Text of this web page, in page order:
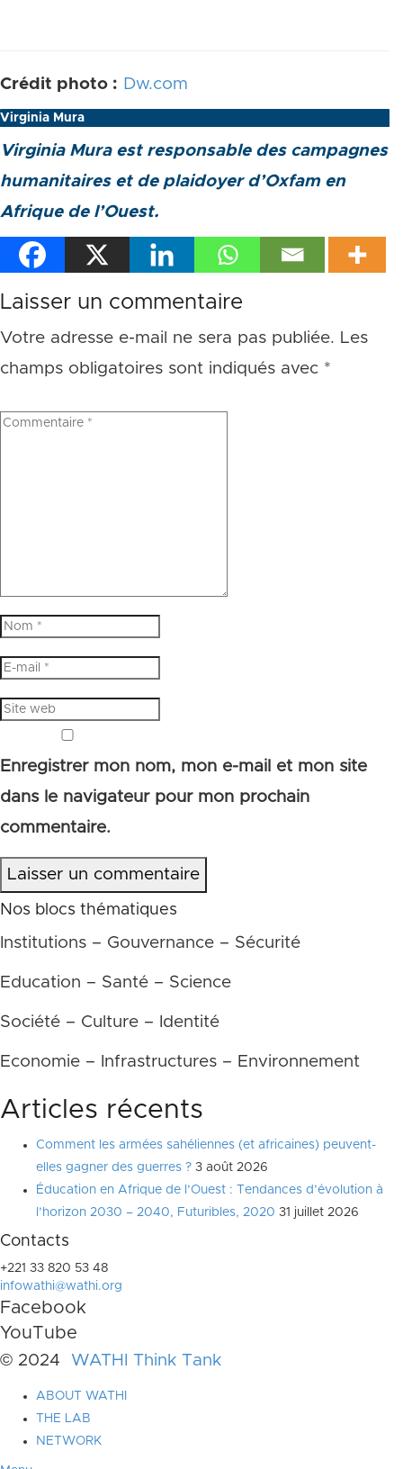
Crédit photo : Dw.com
Virginia Mura
Virginia Mura est responsable des campagnes
humanitaires et de plaidoyer d’Oxfam en
Afrique de l’Ouest.
Laisser un commentaire
Votre adresse e-mail ne sera pas publiée. Les
champs obligatoires sont indiqués avec *
Enregistrer mon nom, mon e-mail et mon site
dans le navigateur pour mon prochain
commentaire.
Laisser un commentaire
Nos blocs thématiques
Institutions – Gouvernance – Sécurité
Education – Santé – Science
Société – Culture – Identité
Economie – Infrastructures – Environnement
Articles récents
Comment les armées sahéliennes (et africaines) peuvent-
elles gagner des guerres ? 3 août 2026
Éducation en Afrique de l’Ouest : Tendances d’évolution à
l’horizon 2030 – 2040, Futuribles, 2020 31 juillet 2026
Contacts
+221 33 820 53 48
infowathi@wathi.org
Facebook
YouTube
© 2024 WATHI Think Tank
ABOUT WATHI
THE LAB
NETWORK